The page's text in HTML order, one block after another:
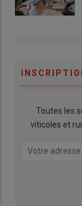
Toutes les
viticoles et